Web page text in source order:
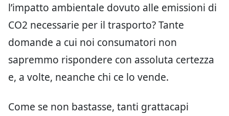
l’impatto ambientale dovuto alle emissioni di
CO2 necessarie per il trasporto? Tante
domande a cui noi consumatori non
sapremmo rispondere con assoluta certezza
e, a volte, neanche chi ce lo vende.
Come se non bastasse, tanti grattacapi